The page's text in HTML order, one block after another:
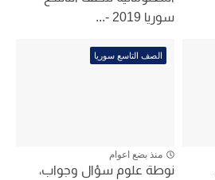
سوريا 2019 -...
الصف التاسع سوريا
منذ بضع اعوام
نوطة علوم سؤال وجواب،